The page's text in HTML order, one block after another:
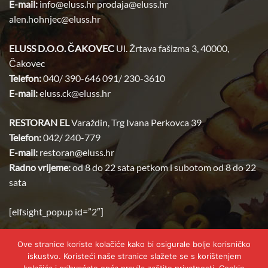
E-mail: info@eluss.hr prodaja@eluss.hr
alen.hohnjec@eluss.hr
ELUSSD.O.O. ČAKOVEC Ul. Žrtava fašizma 3, 40000,
Čakovec
Telefon:040/ 390-646 091/ 230-3610
E-mail:eluss.ck@eluss.hr
RESTORAN ELVaraždin, Trg Ivana Perkovca 39
Telefon:042/ 240-779
E-mail: restoran@eluss.hr
Radno vrijeme:od 8 do 22 sata petkom i subotom od 8 do 22
sata
[elfsight_popup id=”2″]
Ove stranice koriste kolačiće kako bi osigurale bolje korisničko
iskustvo. Koristeći naše stranice slažete se s korištenjem